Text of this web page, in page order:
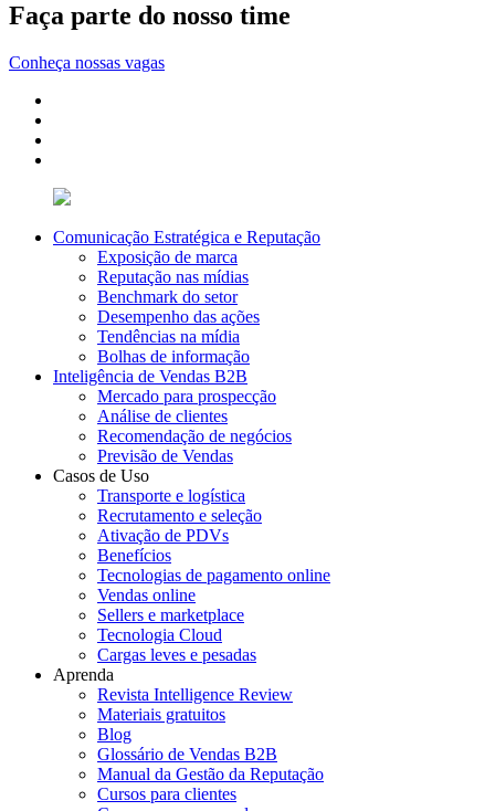
Faça parte do nosso time
Conheça nossas vagas
Comunicação Estratégica e Reputação
Exposição de marca
Reputação nas mídias
Benchmark do setor
Desempenho das ações
Tendências na mídia
Bolhas de informação
Inteligência de Vendas B2B
Mercado para prospecção
Análise de clientes
Recomendação de negócios
Previsão de Vendas
Casos de Uso
Transporte e logística
Recrutamento e seleção
Ativação de PDVs
Benefícios
Tecnologias de pagamento online
Vendas online
Sellers e marketplace
Tecnologia Cloud
Cargas leves e pesadas
Aprenda
Revista Intelligence Review
Materiais gratuitos
Blog
Glossário de Vendas B2B
Manual da Gestão da Reputação
Cursos para clientes